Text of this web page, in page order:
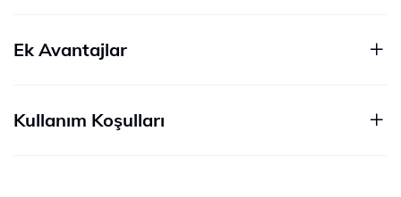
Ek Avantajlar
Kullanım Koşulları